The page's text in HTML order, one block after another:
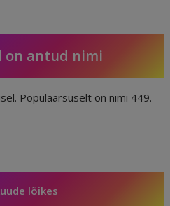
on antud nimi
Populaarsuselt on nimi 449.
lõikes